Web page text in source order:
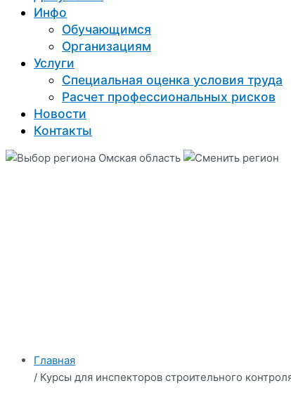
Инфо
Обучающимся
Организациям
Услуги
Специальная оценка условия труда
Расчет профессиональных рисков
Новости
Контакты
Омская область
Главная
/ Курсы для инспекторов строительного